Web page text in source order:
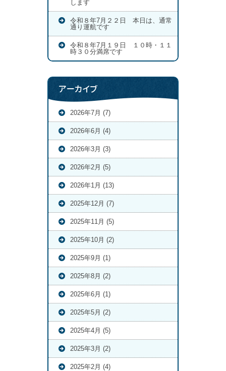
します
令和８年7月２２日 本日は、通常
通り運航です
令和８年7月１９日 １０時・１１
時３０分満席です
アーカイブ
2026年7月 (7)
2026年6月 (4)
2026年3月 (3)
2026年2月 (5)
2026年1月 (13)
2025年12月 (7)
2025年11月 (5)
2025年10月 (2)
2025年9月 (1)
2025年8月 (2)
2025年6月 (1)
2025年5月 (2)
2025年4月 (5)
2025年3月 (2)
2025年2月 (4)